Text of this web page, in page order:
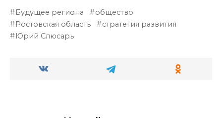
Будущее региона
общество
Ростовская область
стратегия развития
Юрий Слюсарь